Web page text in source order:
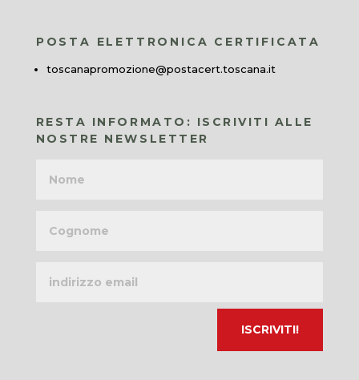
POSTA ELETTRONICA CERTIFICATA
toscanapromozione@postacert.toscana.it
RESTA INFORMATO: ISCRIVITI ALLE
NOSTRE NEWSLETTER
email